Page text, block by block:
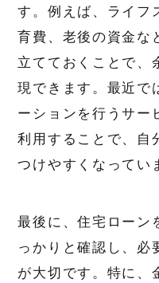
す。例えば、ライフ
育費、老後の資金な
立てておくことで、
現できます。最近で
ーションを行うサー
利用することで、自
つけやすくなってい
最後に、住宅ローン
っかりと確認し、必
が大切です。特に、